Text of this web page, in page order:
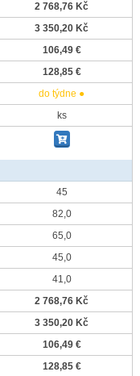
2 768,76 Kč
3 350,20 Kč
106,49 €
128,85 €
do týdne ●
ks
45
82,0
65,0
45,0
41,0
2 768,76 Kč
3 350,20 Kč
106,49 €
128,85 €